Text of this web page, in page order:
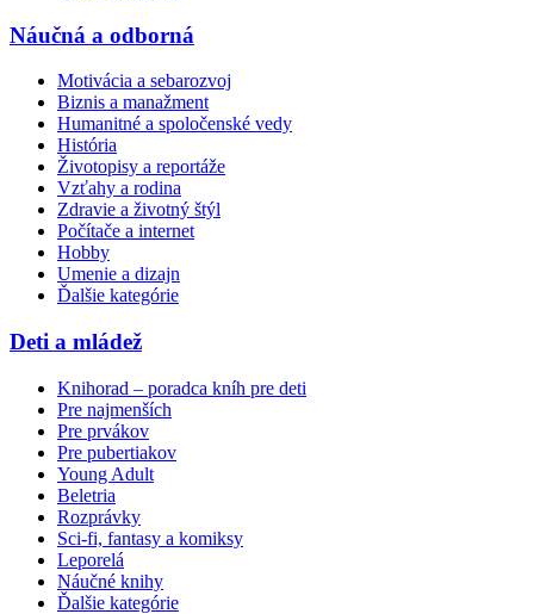
Náučná a odborná
Motivácia a sebarozvoj
Biznis a manažment
Humanitné a spoločenské vedy
História
Životopisy a reportáže
Vzťahy a rodina
Zdravie a životný štýl
Počítače a internet
Hobby
Umenie a dizajn
Ďalšie kategórie
Deti a mládež
Knihorad – poradca kníh pre deti
Pre najmenších
Pre prvákov
Pre pubertiakov
Young Adult
Beletria
Rozprávky
Sci-fi, fantasy a komiksy
Leporelá
Náučné knihy
Ďalšie kategórie